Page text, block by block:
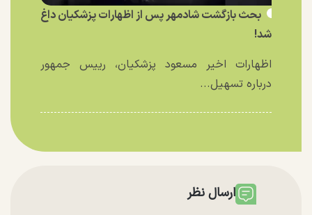
بحث بازگشت شادمهر پس از اظهارات پزشکیان داغ
شد!
اظهارات اخیر مسعود پزشکیان، رییس جمهور
درباره تسهیل...
ارسال نظر